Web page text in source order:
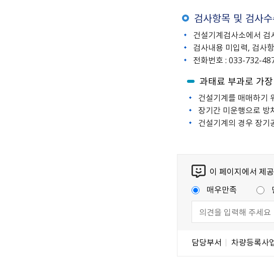
검사항목 및 검사
건설기계검사소에서 검
검사내용 미입력, 검사
전화번호 : 033-732-
과태료 부과로 가
건설기계를 매매하기
장기간 미운행으로 방
건설기계의 경우 장기
이 페이지에서 제
매우만족
담당부서 차량등록사